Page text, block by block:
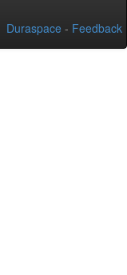
Duraspace - Feedback